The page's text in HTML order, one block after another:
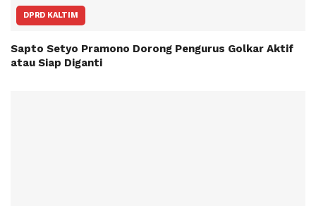
DPRD KALTIM
Sapto Setyo Pramono Dorong Pengurus Golkar Aktif
atau Siap Diganti